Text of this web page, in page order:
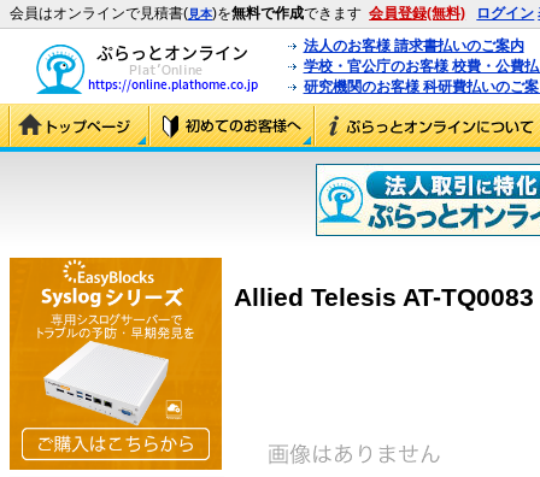
会員はオンラインで見積書(見本)を無料で作成できます 会員登録(無料) ログイン
法人のお客様 請求書払いのご案内
学校・官公庁のお客様 校費・公費
研究機関のお客様 科研費払いのご
Allied Telesis AT-TQ0083